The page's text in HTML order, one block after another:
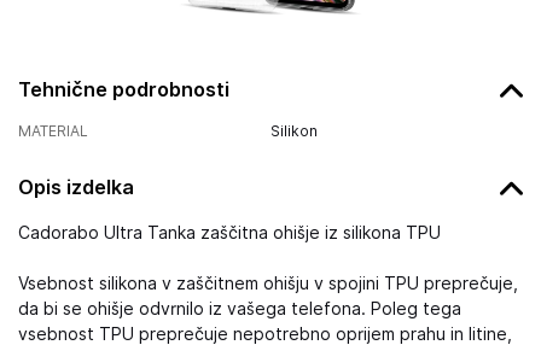
Tehnične podrobnosti
MATERIAL Silikon
Opis izdelka
Cadorabo Ultra Tanka zaščitna ohišje iz silikona TPU
Vsebnost silikona v zaščitnem ohišju v spojini TPU preprečuje,
da bi se ohišje odvrnilo iz vašega telefona. Poleg tega
vsebnost TPU preprečuje nepotrebno oprijem prahu in litine,